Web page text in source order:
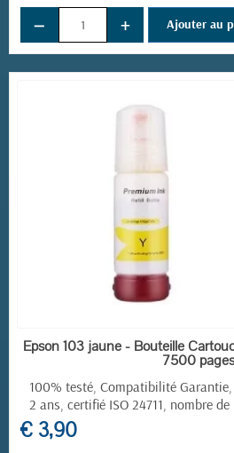
− + Ajouter au
EN STOCK
Epson 103 jaune - Bouteille
7500 pages
100% testé, Compatibilité
2 ans, certifié ISO 24711, nombre
€ 3,90